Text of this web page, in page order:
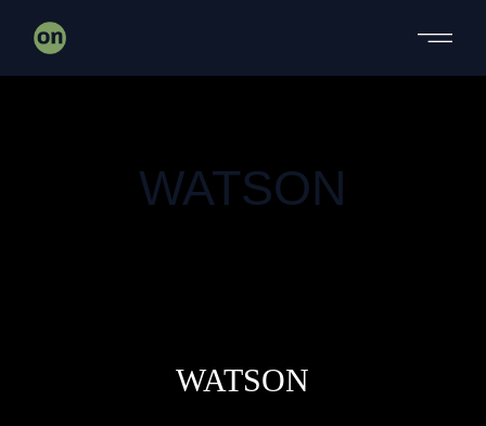
WATSON
WATSON